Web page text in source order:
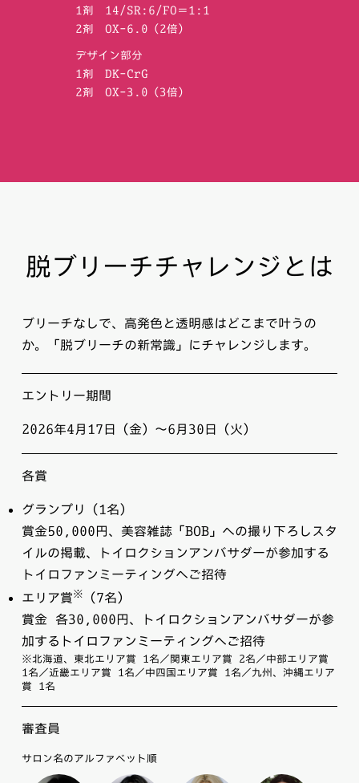
1剤 14/SR:6/FO＝1:1
2剤 OX-6.0（2倍）
デザイン部分
1剤 DK-CrG
2剤 OX-3.0（3倍）
脱ブリーチチャレンジとは
ブリーチなしで、高発色と透明感はどこまで叶うの
か。「脱ブリーチの新常識」にチャレンジします。
エントリー期間
2026年4月17日（金）〜6月30日（火）
各賞
グランプリ（1名）
賞金50,000円、美容雑誌「BOB」への撮り下ろしスタ
イルの掲載、トイロクションアンバサダーが参加する
トイロファンミーティングへご招待
エリア賞※
（7名）
賞金 各30,000円、トイロクションアンバサダーが参
加するトイロファンミーティングへご招待
※北海道、東北エリア賞 1名／関東エリア賞 2名／中部エリア賞
1名／近畿エリア賞 1名／中四国エリア賞 1名／九州、沖縄エリア
賞 1名
審査員
サロン名のアルファベット順